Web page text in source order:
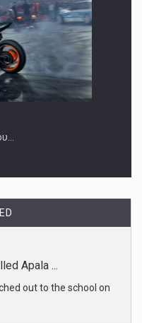
Apala ...
out to the school on